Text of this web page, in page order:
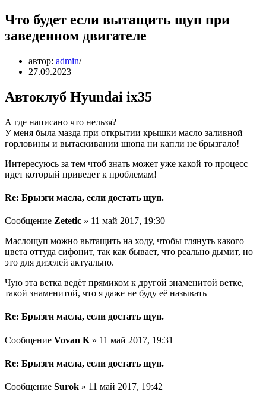
Что будет если вытащить щуп при
заведенном двигателе
автор: admin
27.09.2023
Автоклуб Hyundai ix35
А где написано что нельзя?
У меня была мазда при открытии крышки масло заливной
горловины и вытаскивании щюпа ни капли не брызгало!
Интересуюсь за тем чтоб знать может уже какой то процесс
идет который приведет к проблемам!
Re: Брызги масла, если достать щуп.
Сообщение Zetetic » 11 май 2017, 19:30
Маслощуп можно вытащить на ходу, чтобы глянуть какого
цвета оттуда сифонит, так как бывает, что реально дымит, но
это для дизелей актуально.
Чую эта ветка ведёт прямиком к другой знаменитой ветке,
такой знаменитой, что я даже не буду её называть
Re: Брызги масла, если достать щуп.
Сообщение Vovan K » 11 май 2017, 19:31
Re: Брызги масла, если достать щуп.
Сообщение Surok » 11 май 2017, 19:42